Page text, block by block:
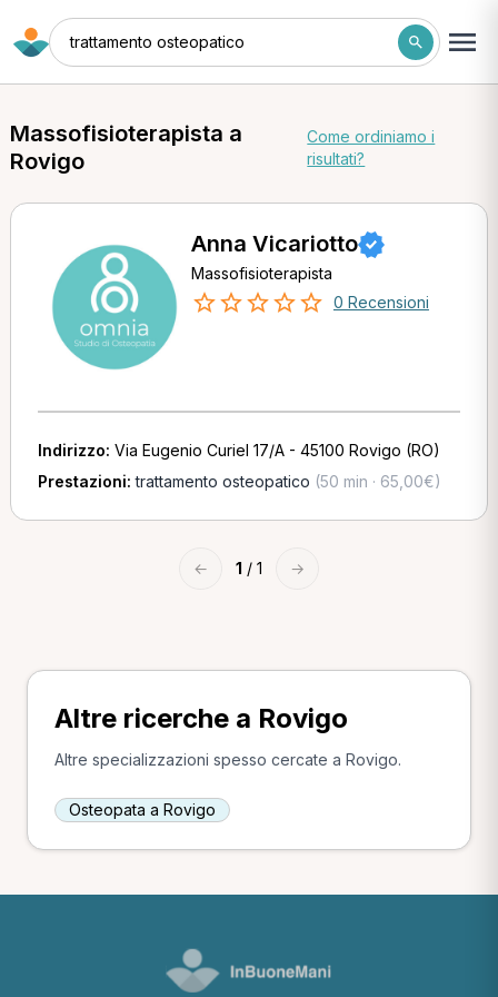
trattamento osteopatico
Massofisioterapista a
Rovigo
Come ordiniamo i
risultati?
Anna Vicariotto
Massofisioterapista
0 Recensioni
Indirizzo: Via Eugenio Curiel 17/A - 45100 Rovigo (RO)
Prestazioni:trattamento osteopatico (50 min · 65,00€)
← 1 / 1 →
Altre ricerche a Rovigo
Altre specializzazioni spesso cercate a Rovigo.
Osteopata a Rovigo